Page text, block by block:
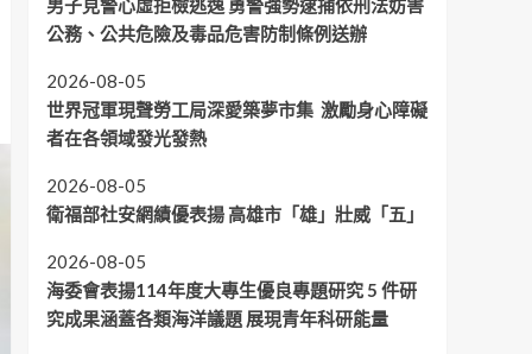
男子見警心虛拒檢逃逸 勇警強勢逮捕依刑法妨害
公務、公共危險及毒品危害防制條例送辦
2026-08-05
世界冠軍現聲勞工局深愛築夢市集 激勵身心障礙
者在各領域發光發熱
2026-08-05
衛福部社安網績優表揚 高雄市「雄」壯威「五」
2026-08-05
海委會表揚114年度大專生優良專題研究 5 件研
究成果涵蓋各類海洋議題 展現青年科研能量